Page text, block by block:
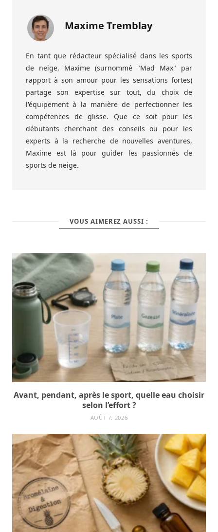
Maxime Tremblay
En tant que rédacteur spécialisé dans les sports
de neige, Maxime (surnommé "Mad Max" par
rapport à son amour pour les sensations fortes)
partage son expertise sur tout, du choix de
l'équipement à la manière de perfectionner les
compétences de glisse. Que ce soit pour les
débutants cherchant des conseils ou pour les
experts à la recherche de nouvelles aventures,
Maxime est là pour guider les passionnés de
sports de neige.
VOUS AIMEREZ AUSSI :
Avant, pendant, après le sport, quelle eau choisir
selon l’effort ?
AOÛT 7, 2026